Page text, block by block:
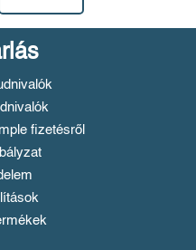
fizetésről